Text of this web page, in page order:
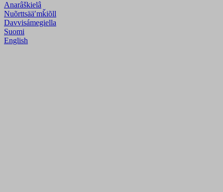
Anarâškielâ
Nuõrttsääʹmǩiõll
Davvisámegiella
Suomi
English